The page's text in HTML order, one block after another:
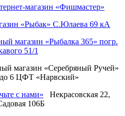
магазин «Фишмастер»
«Рыбак» С.Юлаева 69 кА
магазин «Рыбалка 365» погр.
51/1
магазин «Серебряный Ручей»
6 ЦФТ «Нарвский»
с нами» Некрасовская 22,
106Б